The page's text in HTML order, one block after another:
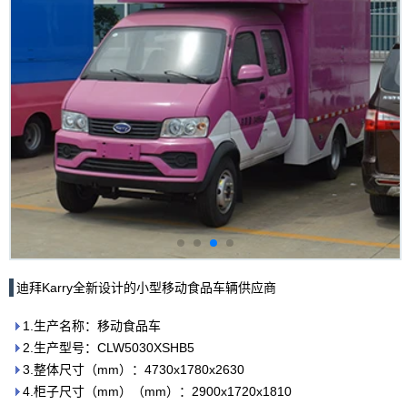
迪拜Karry全新设计的小型移动食品车辆供应商
1.生产名称：移动食品车
2.生产型号：CLW5030XSHB5
3.整体尺寸（mm）：4730x1780x2630
4.柜子尺寸（mm）（mm）：2900x1720x1810